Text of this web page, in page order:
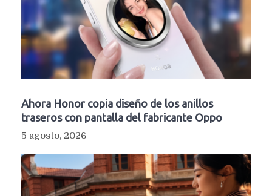
Ahora Honor copia diseño de los anillos
traseros con pantalla del fabricante Oppo
5 agosto, 2026